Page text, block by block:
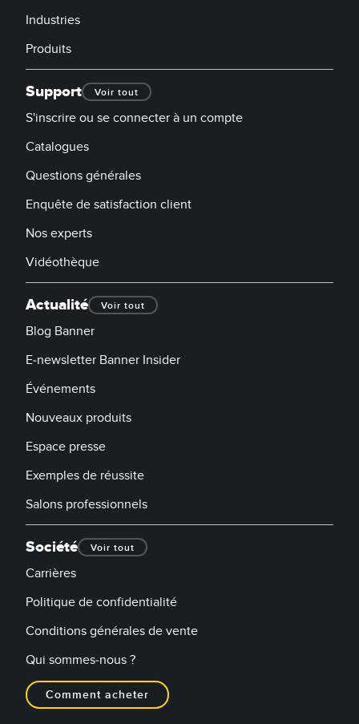
Industries
Produits
Support Voir tout
S'inscrire ou se connecter à un compte
Catalogues
Questions générales
Enquête de satisfaction client
Nos experts
Vidéothèque
Actualité Voir tout
Blog Banner
E-newsletter Banner Insider
Événements
Nouveaux produits
Espace presse
Exemples de réussite
Salons professionnels
Société Voir tout
Carrières
Politique de confidentialité
Conditions générales de vente
Qui sommes-nous ?
Comment acheter